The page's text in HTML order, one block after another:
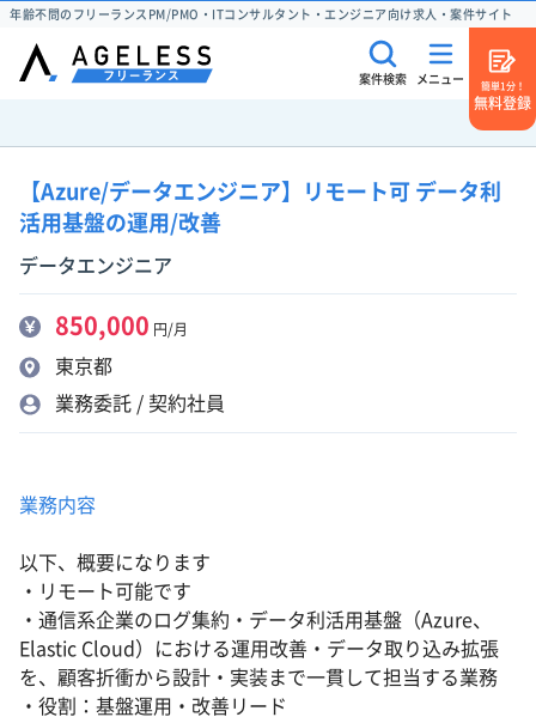
年齢不問のフリーランスPM/PMO・ITコンサルタント・エンジニア向け求人・案件サイト
案件検索 メニュー
簡単1分！
無料登録
【Azure/データエンジニア】リモート可 データ利
活用基盤の運用/改善
データエンジニア
850,000 円/月
東京都
業務委託 / 契約社員
業務内容
以下、概要になります
・リモート可能です
・通信系企業のログ集約・データ利活用基盤（Azure、
Elastic Cloud）における運用改善・データ取り込み拡張
を、顧客折衝から設計・実装まで一貫して担当する業務
・役割：基盤運用・改善リード